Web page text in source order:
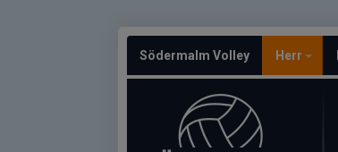
Södermalm Volley Herr